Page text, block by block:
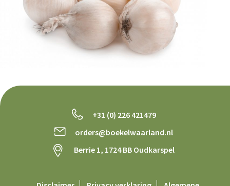
+31 (0) 226 421479
orders@boekelwaarland.nl
Berrie 1, 1724 BB Oudkarspel